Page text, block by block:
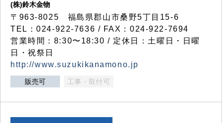
(株)鈴木金物
〒963-8025 福島県郡山市桑野5丁目15-6
TEL：024-922-7636 / FAX：024-922-7694
営業時間：8:30〜18:30 / 定休日：土曜日・日曜
日・祝祭日
http://www.suzukikanamono.jp
販売可 工事・取付可